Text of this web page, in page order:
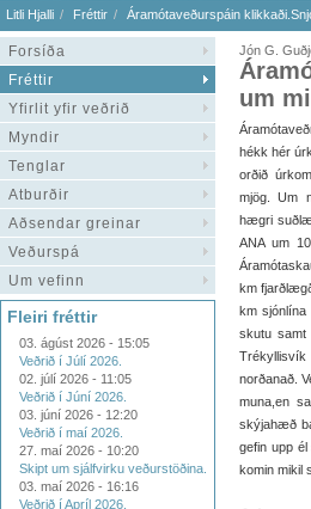
Litli Hjalli Fréttir Áramótaveðurspáin
Forsíða
Fréttir
Yfirlit yfir veðrið
Myndir
Tenglar
Atburðir
Aðsendar greinar
Veðurspá
Um vefinn
Fleiri fréttir
03. ágúst 2026 - 15:05
Veðrið í Júlí 2026.
02. júlí 2026 - 11:05
Veðrið í Júní 2026.
03. júní 2026 - 12:20
Veðrið í maí 2026.
27. maí 2026 - 10:20
Skipt um sjálfvirku veðurstöðina.
03. maí 2026 - 16:16
Veðrið í Apríl 2026.
Jón G.
um
hékk hér
orðið
mjög. Um
hægri
ANA um
km
km
skutu
norðanað.
muna,en
skýjahæð
gefin upp
komin mikil